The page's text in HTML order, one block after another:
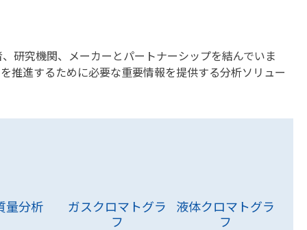
研究機関、メーカーとパートナーシップを結んでいま
推進するために必要な重要情報を提供する分析ソリュー
量分析
ガスクロマトグラ
フ
液体クロマトグラ
フ